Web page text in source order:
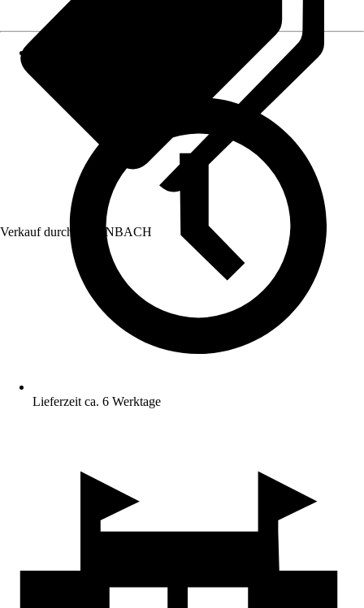
Verkauf durch: HORNBACH
Lieferzeit ca. 6 Werktage